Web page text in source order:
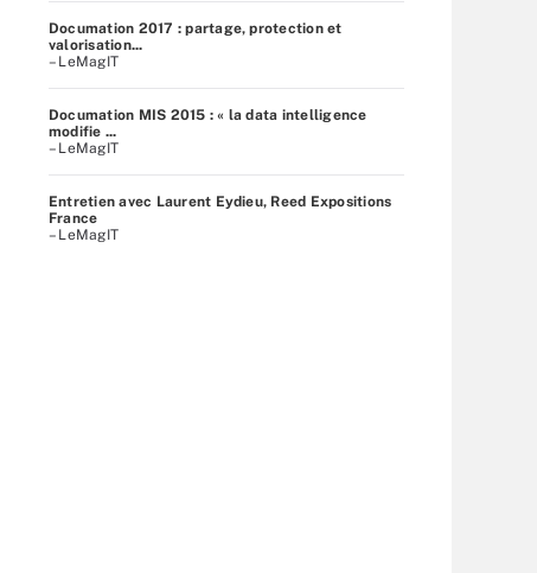
Documation 2017 : partage, protection et
valorisation...
– LeMagIT
Documation MIS 2015 : « la data intelligence
modifie ...
– LeMagIT
Entretien avec Laurent Eydieu, Reed Expositions
France
– LeMagIT